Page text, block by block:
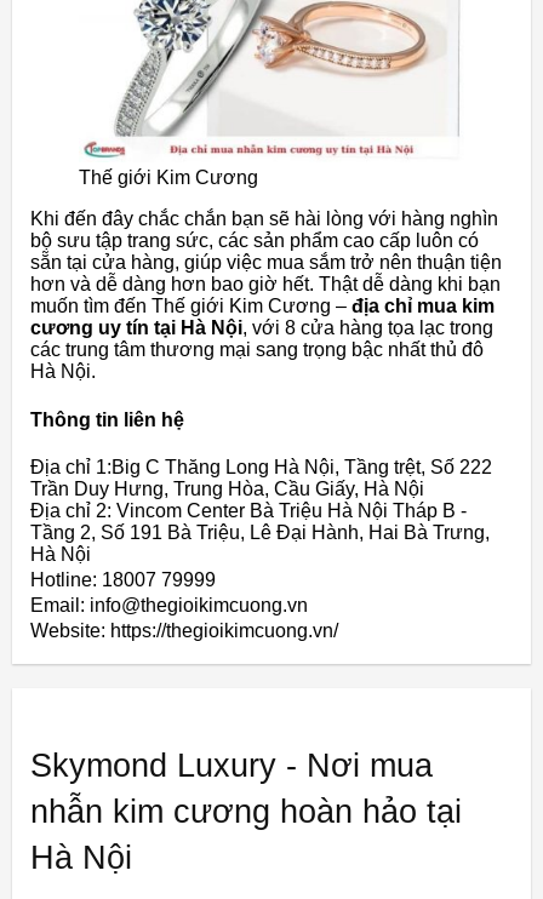
Thế giới Kim Cương
Khi đến đây chắc chắn bạn sẽ hài lòng với hàng nghìn
bộ sưu tập trang sức, các sản phẩm cao cấp luôn có
sẵn tại cửa hàng, giúp việc mua sắm trở nên thuận tiện
hơn và dễ dàng hơn bao giờ hết. Thật dễ dàng khi bạn
muốn tìm đến Thế giới Kim Cương – địa chỉ mua kim
cương uy tín tại Hà Nội, với 8 cửa hàng tọa lạc trong
các trung tâm thương mại sang trọng bậc nhất thủ đô
Hà Nội.
Thông tin liên hệ
Địa chỉ 1:Big C Thăng Long Hà Nội, Tầng trệt, Số 222
Trần Duy Hưng, Trung Hòa, Cầu Giấy, Hà Nội
Địa chỉ 2: Vincom Center Bà Triệu Hà Nội Tháp B -
Tầng 2, Số 191 Bà Triệu, Lê Đại Hành, Hai Bà Trưng,
Hà Nội
Hotline: 18007 79999
Email: info@thegioikimcuong.vn
Website: https://thegioikimcuong.vn/
Skymond Luxury - Nơi mua
nhẫn kim cương hoàn hảo tại
Hà Nội